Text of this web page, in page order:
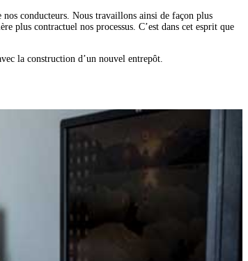
conducteurs. Nous travaillons ainsi de façon plus
plus contractuel nos processus. C’est dans cet esprit que
la construction d’un nouvel entrepôt.